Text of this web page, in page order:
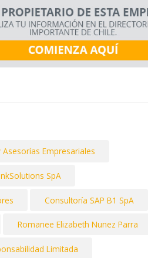
Empresariales
SpA
Consultoría SAP B1 SpA
Romanee Elizabeth Nunez Parra
Limitada